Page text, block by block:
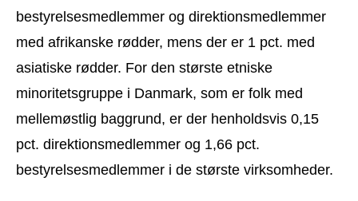
bestyrelsesmedlemmer og direktionsmedlemmer
med afrikanske rødder, mens der er 1 pct. med
asiatiske rødder. For den største etniske
minoritetsgruppe i Danmark, som er folk med
mellemøstlig baggrund, er der henholdsvis 0,15
pct. direktionsmedlemmer og 1,66 pct.
bestyrelsesmedlemmer i de største virksomheder.